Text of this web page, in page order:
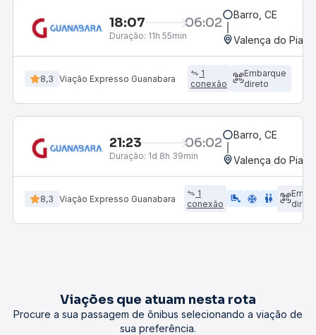
18:07 06:02
Duração: 11h 55min
Barro, CE
Valença do
8,3 Viação Expresso Guanabara
1
conexão
Embarque
direto
21:23 06:02
Duração: 1d 8h 39min
Barro, CE
Valença do
8,3 Viação Expresso Guanabara
1
conexão
airline_seat_legroom_extra ac_unit wc
direto
Viações que atuam nesta rota
Procure a sua passagem de ônibus selecionando a viação de
sua preferência.